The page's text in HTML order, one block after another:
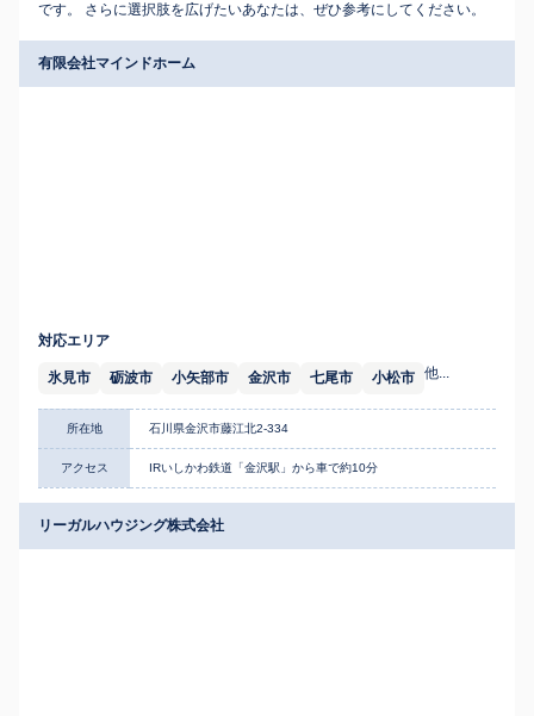
です。 さらに選択肢を広げたいあなたは、ぜひ参考にしてください。
有限会社マインドホーム
対応エリア
氷見市 砺波市 小矢部市 金沢市 七尾市 小松市 他...
所在地 石川県金沢市藤江北2-334
アクセス IRいしかわ鉄道「金沢駅」から車で約10分
リーガルハウジング株式会社